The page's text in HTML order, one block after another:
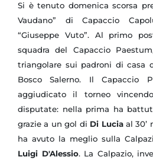
Si è tenuto domenica scorsa
Vaudano” di Capaccio
“Giuseppe Vuto”. Al primo
squadra del Capaccio
triangolare sui padroni di casa
Bosco Salerno. Il Capaccio
aggiudicato il torneo
disputate: nella prima ha
grazie a un gol di Di Luciaal 30’
ha avuto la meglio sulla
Luigi D'Alessio. La Calpazio,